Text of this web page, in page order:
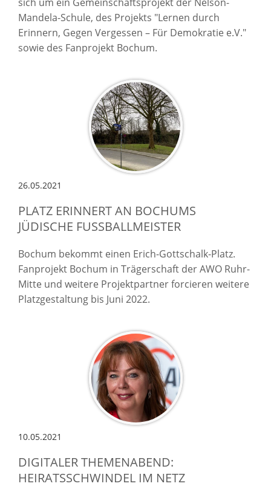
Mandela-Schule, des Projekts "Lernen durch
Erinnern, Gegen Vergessen – Für Demokratie e.V."
sowie des Fanprojekt Bochum.
26.05.2021
PLATZ ERINNERT AN BOCHUMS
JÜDISCHE FUSSBALLMEISTER
Bochum bekommt einen Erich-Gottschalk-Platz.
Fanprojekt Bochum in Trägerschaft der AWO Ruhr-
Mitte und weitere Projektpartner forcieren weitere
Platzgestaltung bis Juni 2022.
10.05.2021
DIGITALER THEMENABEND:
HEIRATSSCHWINDEL IM NETZ